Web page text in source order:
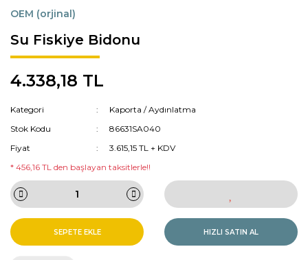
OEM (orjinal)
Su Fiskiye Bidonu
4.338,18 TL
Kategori
Kaporta / Aydınlatma
Stok Kodu
86631SA040
Fiyat
3.615,15 TL + KDV
* 456,16 TL den başlayan taksitlerle!!
SEPETE EKLE HIZLI SATIN AL